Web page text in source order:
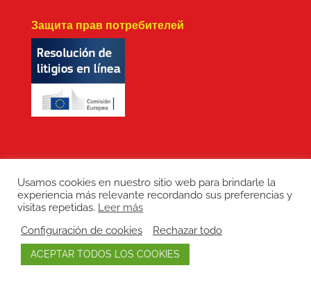
Защита прав потребителей
Copyright: Don Baraton © 2017 · Branding,
diseño web, manutención de sitios web,
redes sociales y posicionamiento SEO:
LEPUNTO
Usamos cookies en nuestro sitio web para brindarle la
experiencia más relevante recordando sus preferencias y
visitas repetidas. Leer más
Configuración de cookies
Rechazar todo
ACEPTAR TODOS LOS COOKIES